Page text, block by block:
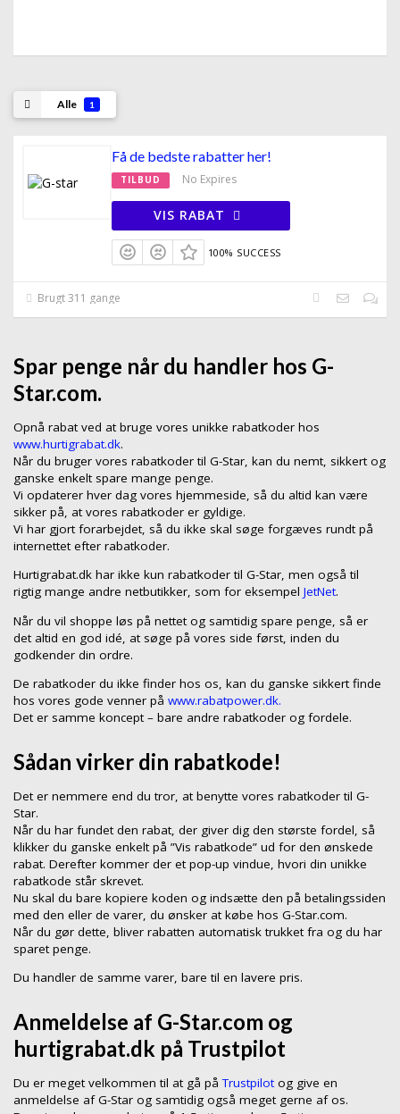
Alle 1
Få de bedste rabatter her!
TILBUD No Expires
VIS RABAT
100% SUCCESS
Brugt 311 gange
Spar penge når du handler hos G-
Star.com.
Opnå rabat ved at bruge vores unikke rabatkoder hos
www.hurtigrabat.dk.
Når du bruger vores rabatkoder til G-Star, kan du nemt, sikkert og
ganske enkelt spare mange penge.
Vi opdaterer hver dag vores hjemmeside, så du altid kan være
sikker på, at vores rabatkoder er gyldige.
Vi har gjort forarbejdet, så du ikke skal søge forgæves rundt på
internettet efter rabatkoder.
Hurtigrabat.dk har ikke kun rabatkoder til G-Star, men også til
rigtig mange andre netbutikker, som for eksempel JetNet.
Når du vil shoppe løs på nettet og samtidig spare penge, så er
det altid en god idé, at søge på vores side først, inden du
godkender din ordre.
De rabatkoder du ikke finder hos os, kan du ganske sikkert finde
hos vores gode venner på www.rabatpower.dk.
Det er samme koncept – bare andre rabatkoder og fordele.
Sådan virker din rabatkode!
Det er nemmere end du tror, at benytte vores rabatkoder til G-
Star.
Når du har fundet den rabat, der giver dig den største fordel, så
klikker du ganske enkelt på ”Vis rabatkode” ud for den ønskede
rabat. Derefter kommer der et pop-up vindue, hvori din unikke
rabatkode står skrevet.
Nu skal du bare kopiere koden og indsætte den på betalingssiden
med den eller de varer, du ønsker at købe hos G-Star.com.
Når du gør dette, bliver rabatten automatisk trukket fra og du har
sparet penge.
Du handler de samme varer, bare til en lavere pris.
Anmeldelse af G-Star.com og
hurtigrabat.dk på Trustpilot
Du er meget velkommen til at gå påTrustpilotog give en
anmeldelse af G-Star og samtidig også meget gerne af os.